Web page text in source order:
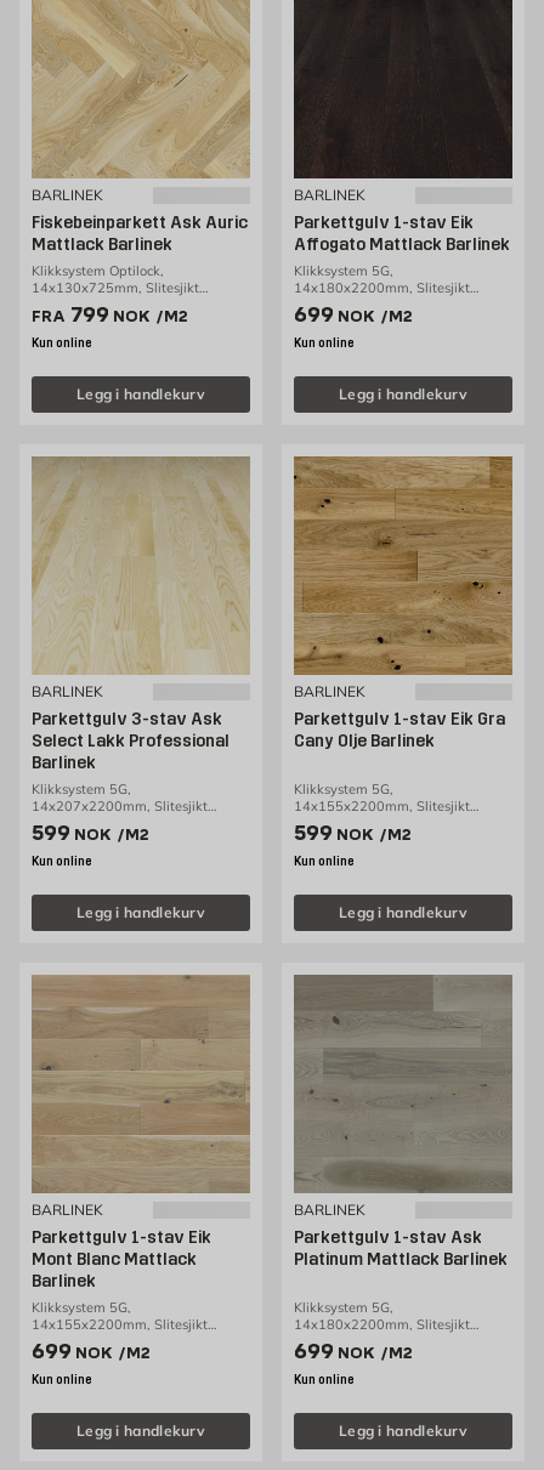
BARLINEK
Fiskebeinparkett Ask Auric
Mattlack Barlinek
Klikksystem Optilock,
14x130x725mm, Slitesjikt
2,5mm, 0,65m2/pakke
FRA Pris 799 NOK /m2
799 NOK /M2
Kun online
Legg i handlekurv
BARLINEK
Parkettgulv 1-stav Eik
Affogato Mattlack Barlinek
Klikksystem 5G,
14x180x2200mm, Slitesjikt
2,5mm, 2,77m2/pakke
Pris 699 NOK /m2
699 NOK /M2
Kun online
Legg i handlekurv
BARLINEK
Parkettgulv 3-stav Ask
Select Lakk Professional
Barlinek
Klikksystem 5G,
14x207x2200mm, Slitesjikt
3,2mm, 3,18m2/pakke
Pris 599 NOK /m2
599 NOK /M2
Kun online
Legg i handlekurv
BARLINEK
Parkettgulv 1-stav Eik Gra
Cany Olje Barlinek
Klikksystem 5G,
14x155x2200mm, Slitesjikt
2,5mm, 2,38m2/pakke
Pris 599 NOK /m2
599 NOK /M2
Kun online
Legg i handlekurv
BARLINEK
Parkettgulv 1-stav Eik
Mont Blanc Mattlack
Barlinek
Klikksystem 5G,
14x155x2200mm, Slitesjikt
2,5mm, 2,38m2/pakke
Pris 699 NOK /m2
699 NOK /M2
Kun online
Legg i handlekurv
BARLINEK
Parkettgulv 1-stav Ask
Platinum Mattlack Barlinek
Klikksystem 5G,
14x180x2200mm, Slitesjikt
2,5mm, 2,77m2/pakke
Pris 699 NOK /m2
699 NOK /M2
Kun online
Legg i handlekurv